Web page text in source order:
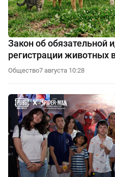
Закон об обязательной
регистрации животных
Общество7 августа 10:28